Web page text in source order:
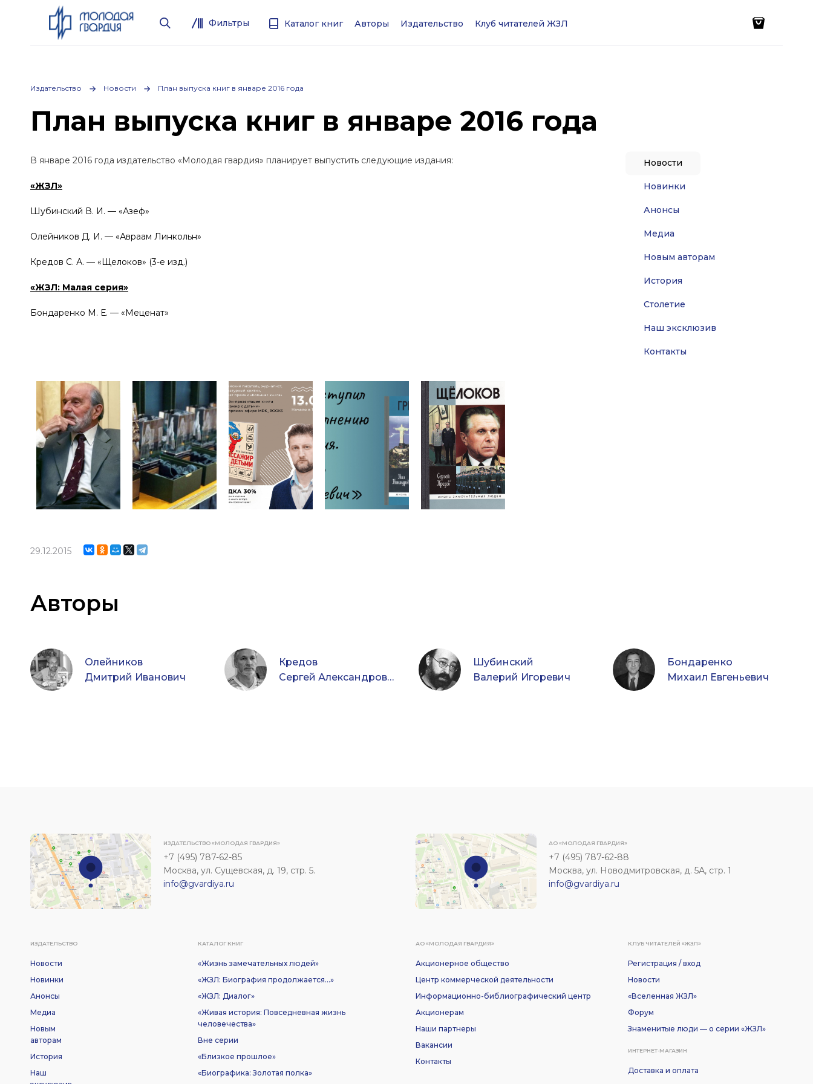
Фильтры Каталог книг Авторы Издательство Клуб читателей ЖЗЛ
Издательство Новости План выпуска книг в январе 2016 года
План выпуска книг в январе 2016 года
В январе 2016 года издательство «Молодая гвардия» планирует выпустить следующие издания:
«ЖЗЛ»
Шубинский В. И. — «Азеф»
Олейников Д. И. — «Авраам Линкольн»
Кредов С. А. — «Щелоков» (3-е изд.)
«ЖЗЛ: Малая серия»
Бондаренко М. Е. — «Меценат»
Новости
Новинки
Анонсы
Медиа
Новым авторам
История
Столетие
Наш эксклюзив
Контакты
29.12.2015
Авторы
Олейников
Дмитрий Иванович
Кредов
Сергей Александрович
Шубинский
Валерий Игоревич
Бондаренко
Михаил Евгеньевич
ИЗДАТЕЛЬСТВО «МОЛОДАЯ ГВАРДИЯ»
+7 (495) 787-62-85
Москва, ул. Сущевская, д. 19, стр. 5.
info@gvardiya.ru
АО «МОЛОДАЯ ГВАРДИЯ»
+7 (495) 787-62-88
Москва, ул. Новодмитровская, д. 5А, стр. 1
info@gvardiya.ru
ИЗДАТЕЛЬСТВО
Новости
Новинки
Анонсы
Медиа
Новым
авторам
История
Наш
КАТАЛОГ КНИГ
«Жизнь замечательных людей»
«ЖЗЛ: Биография продолжается...»
«ЖЗЛ: Диалог»
«Живая история: Повседневная жизнь
человечества»
Вне серии
«Близкое прошлое»
«Биографика: Золотая полка»
АО «МОЛОДАЯ ГВАРДИЯ»
Акционерное общество
Центр коммерческой деятельности
Информационно-библиографический центр
Акционерам
Наши партнеры
Вакансии
Контакты
КЛУБ ЧИТАТЕЛЕЙ «ЖЗЛ»
Регистрация / вход
Новости
«Вселенная ЖЗЛ»
Форум
Знаменитые люди — о серии «ЖЗЛ»
ИНТЕРНЕТ-МАГАЗИН
Доставка и оплата